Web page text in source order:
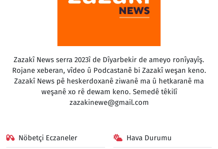
Zazakî News serra 2023î de Dîyarbekir de ameyo ronîyayîş.
Rojane xeberan, vîdeo û Podcastanê bi Zazakî weşan keno.
Zazakî News pê heskerdoxanê ziwanê ma û hetkaranê ma
weşanê xo rê dewam keno. Semedê têkilî
zazakinewe@gmail.com
Nöbetçi Eczaneler Hava Durumu